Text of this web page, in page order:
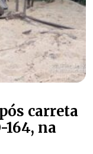
carreta
164, na